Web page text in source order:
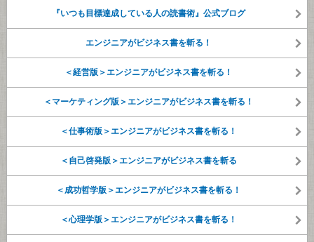
『いつも目標達成している人の読書術』公式ブログ
エンジニアがビジネス書を斬る！
＜経営版＞エンジニアがビジネス書を斬る！
＜マーケティング版＞エンジニアがビジネス書を斬る！
＜仕事術版＞エンジニアがビジネス書を斬る！
＜自己啓発版＞エンジニアがビジネス書を斬る
＜成功哲学版＞エンジニアがビジネス書を斬る！
＜心理学版＞エンジニアがビジネス書を斬る！